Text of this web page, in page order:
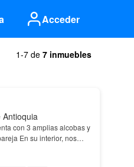
Acceder
1-7 de 7 inmuebles
con 3 amplias alcobas y
En su interior, nos